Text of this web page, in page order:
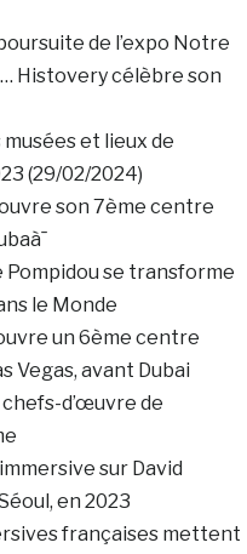
de l’expo Notre
Histovery célèbre son
et lieux de
(29/02/2024)
son 7ème centre
Pompidou se transforme
le Monde
un 6ème centre
Vegas, avant Dubai
d’œuvre de
sur David
en 2023
françaises mettent